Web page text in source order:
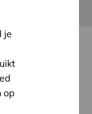
Nederlands
voor iedereen
je
op